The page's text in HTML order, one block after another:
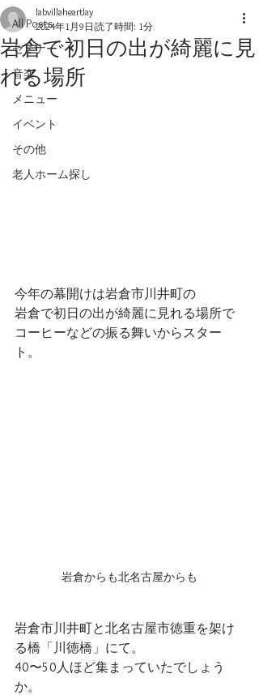
All Posts
セミナー
音楽
メニュー
イベント
その他
老人ホーム探し
岩倉で初日の出が綺麗に見
れる場所
labvillaheartlay
2024年1月9日 読了時間: 1分
今年の幕開けは岩倉市川井町の
岩倉で初日の出が綺麗に見れる場所で
コーヒーなどの振る舞いからスター
ト。
岩倉からも北名古屋からも
岩倉市川井町と北名古屋市徳重を架け
る橋「川徳橋」にて。
40〜50人ほど集まっていたでしょう
か。